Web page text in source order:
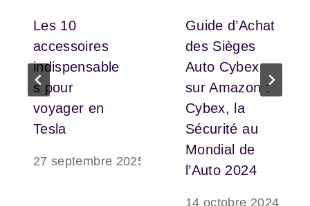
Les 10
accessoires
indispensable
s pour
voyager en
Tesla
27 septembre 2025
Guide d’Achat
des Sièges
Auto Cybex
sur Amazon :
Cybex, la
Sécurité au
Mondial de
l’Auto 2024
14 octobre 2024